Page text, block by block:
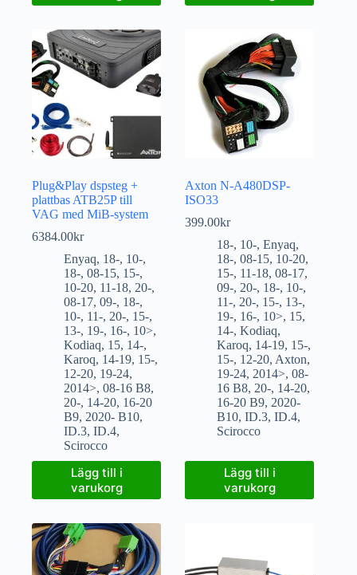
Plug&Play dspsteg +
plattbas ATB25P till
VAG med MiB-system
6384.00kr
Enyaq, 18-, 10-,
18-, 08-15, 15-,
10-20, 11-18, 20-,
08-17, 09-, 18-,
10-, 11-, 20-, 15-,
13-, 19-, 16-, 10>,
Kodiaq, 15, 14-,
Karoq, 14-19, 15-,
12-20, 19-24,
2014>, 08-16 B8,
20-, 14-20, 16-20
B9, 2020- B10,
ID.3, ID.4,
Scirocco
Lägg till i
varukorg
Axton N-A480DSP-
ISO33
399.00kr
18-, 10-,Enyaq,
18-,08-15, 10-20,
15-, 11-18,08-17,
09-, 20-, 18-, 10-,
11-, 20-, 15-, 13-,
19-, 16-, 10>, 15,
14-,Kodiaq,
Karoq, 14-19, 15-,
15-, 12-20, Axton,
19-24, 2014>,08-
16 B8, 20-, 14-20,
16-20 B9, 2020-
B10,ID.3,ID.4,
Scirocco
Lägg till i
varukorg